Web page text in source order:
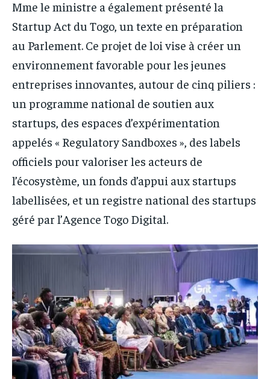
Mme le ministre a également présenté la
Startup Act du Togo, un texte en préparation
au Parlement. Ce projet de loi vise à créer un
environnement favorable pour les jeunes
entreprises innovantes, autour de cinq piliers :
un programme national de soutien aux
startups, des espaces d’expérimentation
appelés « Regulatory Sandboxes », des labels
officiels pour valoriser les acteurs de
l’écosystème, un fonds d’appui aux startups
labellisées, et un registre national des startups
géré par l’Agence Togo Digital.